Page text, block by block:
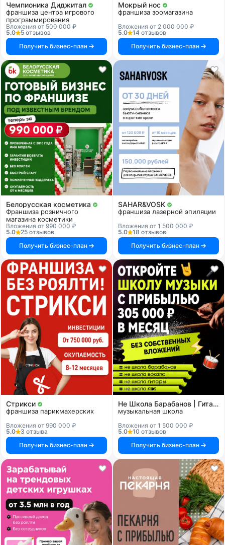
Чемпионика Диджитал
франшиза центра игрового
программирования
Вложения от 500 000 ₽
5.0
5 отзывов
Получить бизнес-план
Мокрый нос
франшиза зоомагазина
Вложения от 2 000 000 ₽
5.0
14 отзывов
Получить бизнес-план
Белорусская косметика
Франшиза розничного
магазина косметики
Вложения от 990 000 ₽
5.0
25 отзывов
Получить бизнес-план
SAHAR&VOSK
франшиза лазерной эпиляции
Вложения от 1 500 000 ₽
5.0
18 отзывов
Получить бизнес-план
Стрикси
франшиза парикмахерских
Вложения от 990 000 ₽
5.0
3 отзыва
Получить бизнес-план
Не Школа Барабанов | Гитары | Вокала | KIDS
музыкальная школа
Вложения от 1 500 000 ₽
5.0
10 отзывов
Получить бизнес-план